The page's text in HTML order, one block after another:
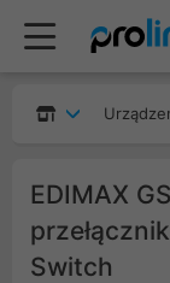
EDIMAX
Switch